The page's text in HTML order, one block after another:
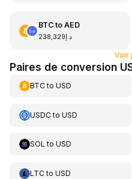
BTCto AED
د.إ238,329
Voir
Paires de conversion
BTCto USD
USDCto USD
SOL to USD
LTCto USD